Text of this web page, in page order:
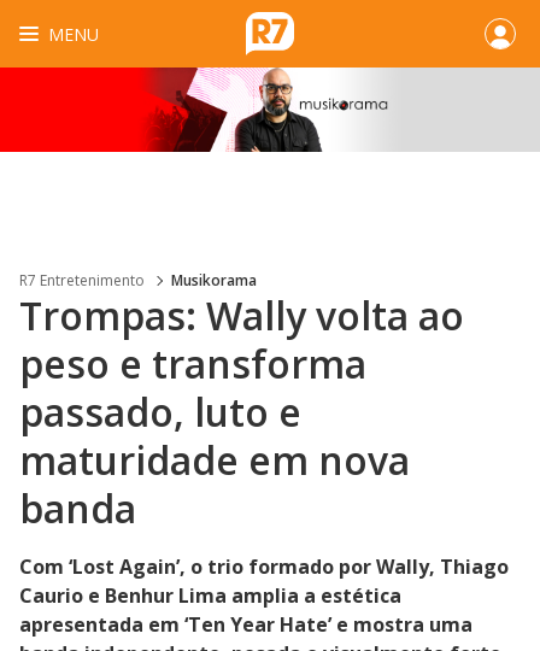
MENU
R7 Entretenimento Musikorama
Trompas: Wally volta ao
peso e transforma
passado, luto e
maturidade em nova
banda
Com ‘Lost Again’, o trio formado por Wally, Thiago
Caurio e Benhur Lima amplia a estética
apresentada em ‘Ten Year Hate’ e mostra uma